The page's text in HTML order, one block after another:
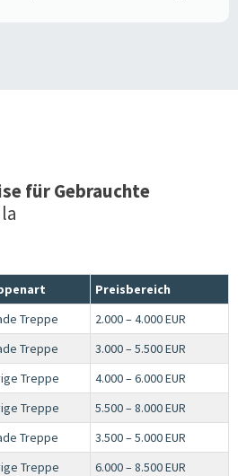
für Gebrauchte
Preisbereich
Treppe
2.000 – 4.000 EUR
Treppe
3.000 – 5.500 EUR
Treppe
4.000 – 6.000 EUR
Treppe
5.500 – 8.000 EUR
Treppe
3.500 – 5.000 EUR
Treppe
6.000 – 8.500 EUR